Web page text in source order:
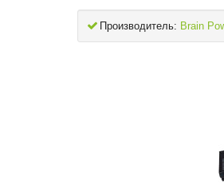
Производитель: Brain